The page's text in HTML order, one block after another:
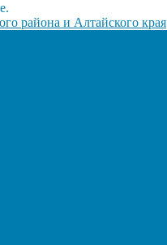
района и Алтайского края